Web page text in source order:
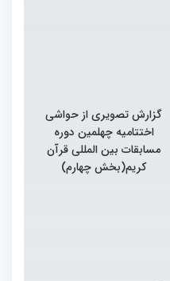
گزارش تصویری از حواشی
اختتامیه چهلمین دوره
مسابقات بین المللی قرآن
کریم(بخش چهارم)